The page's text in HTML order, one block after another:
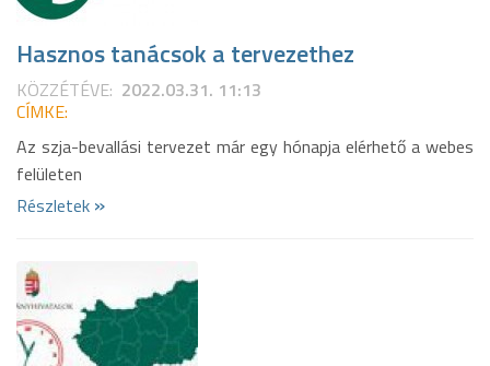
Hasznos tanácsok a tervezethez
KÖZZÉTÉVE: 2022.03.31. 11:13
CÍMKE:
Az szja-bevallási tervezet már egy hónapja elérhető a webes
felületen
Részletek »